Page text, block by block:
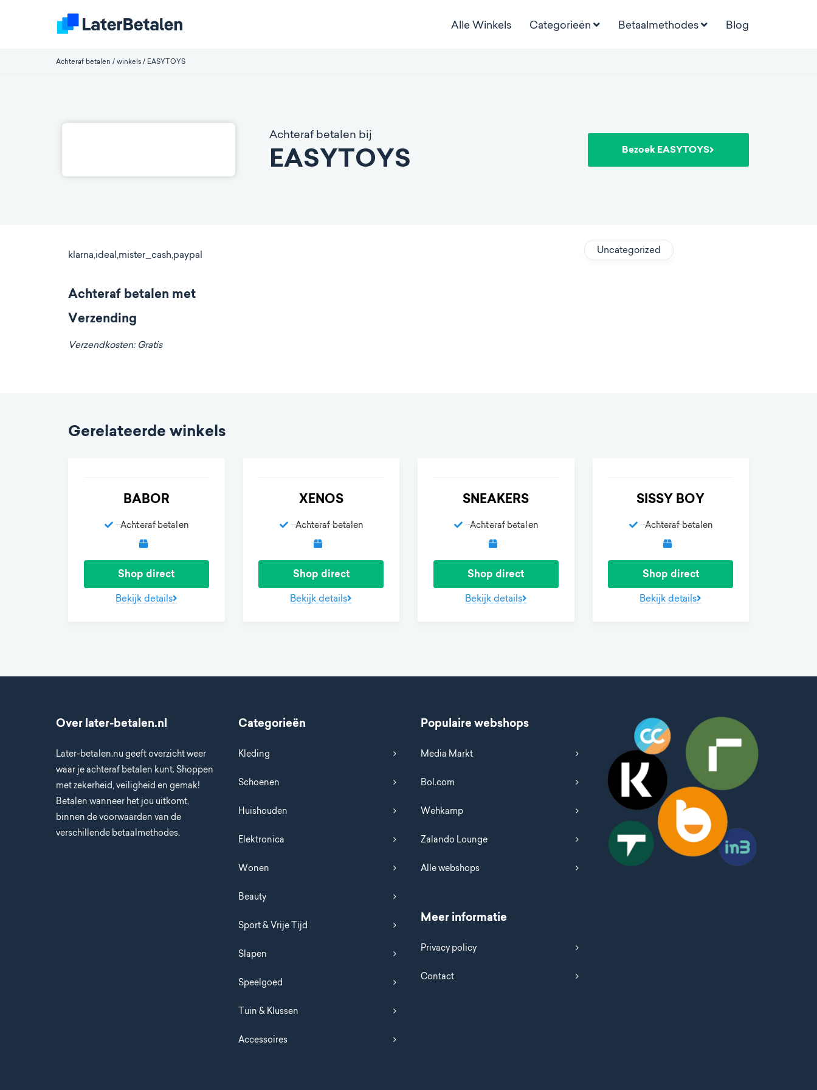
Alle Winkels Categorieën Betaalmethodes Blog
Achteraf betalen / winkels / EASYTOYS
Achteraf betalen bij
EASYTOYS Bezoek EASYTOYS
klarna,ideal,mister_cash,paypal
Achteraf betalen met
Verzending
Verzendkosten: Gratis
Uncategorized
Gerelateerde winkels
BABOR
Achteraf betalen
Shop direct
Bekijk details
XENOS
Achteraf betalen
Shop direct
Bekijk details
SNEAKERS
Achteraf betalen
Shop direct
Bekijk details
SISSY BOY
Achteraf betalen
Shop direct
Bekijk details
Over later-betalen.nl
Later-betalen.nu geeft overzicht weer
waar je achteraf betalen kunt. Shoppen
met zekerheid, veiligheid en gemak!
Betalen wanneer het jou uitkomt,
binnen de voorwaarden van de
verschillende betaalmethodes.
Categorieën
Kleding
Schoenen
Huishouden
Elektronica
Wonen
Beauty
Sport & Vrije Tijd
Slapen
Speelgoed
Tuin & Klussen
Accessoires
Populaire webshops
Media Markt
Bol.com
Wehkamp
Zalando Lounge
Alle webshops
Meer informatie
Privacy policy
Contact